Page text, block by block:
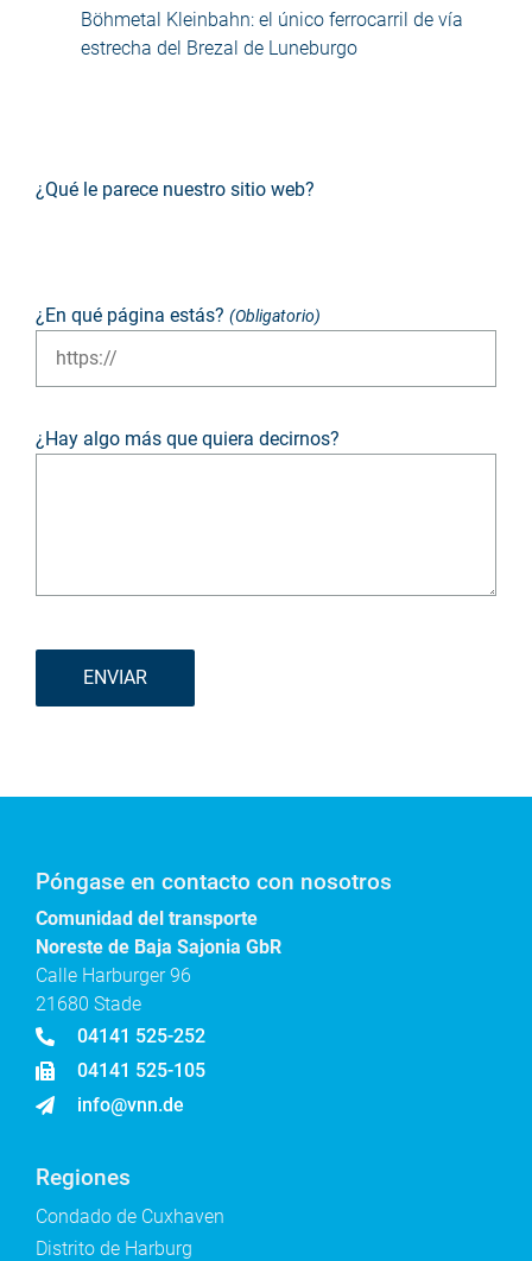
Böhmetal Kleinbahn: el único ferrocarril de vía
estrecha del Brezal de Luneburgo
¿Qué le parece nuestro sitio web?
¿En qué página estás? (Obligatorio)
¿Hay algo más que quiera decirnos?
ENVIAR
Póngase en contacto con nosotros
Comunidad del transporte
Noreste de Baja Sajonia GbR
Calle Harburger 96
21680 Stade
04141 525-252
04141 525-105
info@vnn.de
Regiones
Condado de Cuxhaven
Distrito de Harburg